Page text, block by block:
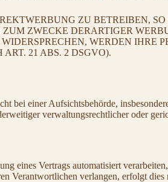
ZU BETREIBEN,
ZWECKE DERARTIGER
WERDEN IHRE
21 ABS. 2 DSGVO).
bei einer Aufsichtsbehörde,
verwaltungsrechtlicher oder
eines Vertrags automatisiert
Verantwortlichen verlangen, erfolgt dies